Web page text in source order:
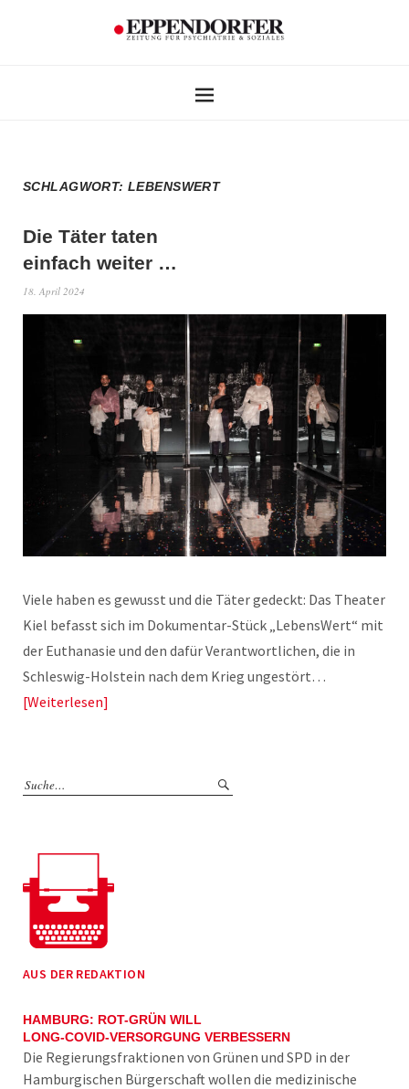
SCHLAGWORT:LEBENSWERT
Die Täter taten
einfach weiter …
18. April 2024
Viele haben es gewusst und die Täter gedeckt: Das Theater
Kiel befasst sich im Dokumentar-Stück „LebensWert“ mit
der Euthanasie und den dafür Verantwortlichen, die in
Schleswig-Holstein nach dem Krieg ungestört…
Weiterlesen
AUS DER REDAKTION
HAMBURG: ROT-GRÜN WILL
LONG-COVID-VERSORGUNG VERBESSERN
Die Regierungsfraktionen von Grünen und SPD in der
Hamburgischen Bürgerschaft wollen die medizinische